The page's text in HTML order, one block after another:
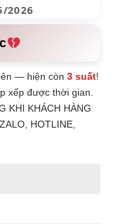
2026
— hiện còn3 suất!
xếp được thời gian.
KHI KHÁCH HÀNG
HOTLINE,